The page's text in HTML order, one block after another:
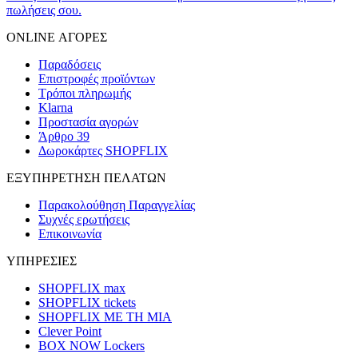
πωλήσεις σου.
ONLINE ΑΓΟΡΕΣ
Παραδόσεις
Επιστροφές προϊόντων
Τρόποι πληρωμής
Klarna
Προστασία αγορών
Άρθρο 39
Δωροκάρτες SHOPFLIX
ΕΞΥΠΗΡΕΤΗΣΗ ΠΕΛΑΤΩΝ
Παρακολούθηση Παραγγελίας
Συχνές ερωτήσεις
Επικοινωνία
ΥΠΗΡΕΣΙΕΣ
SHOPFLIX max
SHOPFLIX tickets
SHOPFLIX ΜΕ ΤΗ ΜΙΑ
Clever Point
BOX NOW Lockers